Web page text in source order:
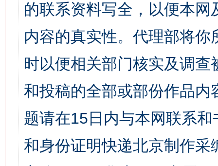
的联系资料写全，以便本
内容的真实性。代理部将
时以便相关部门核实及调
和投稿的全部或部份作品
题请在15日内与本网联系
和身份证明快递北京制作